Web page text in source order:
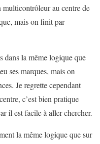
au centre de
mais on finit par
dans la même logique que
ses marques, mais on
Je regrette cependant
c’est bien pratique
il est facile à aller chercher.
la même logique que sur